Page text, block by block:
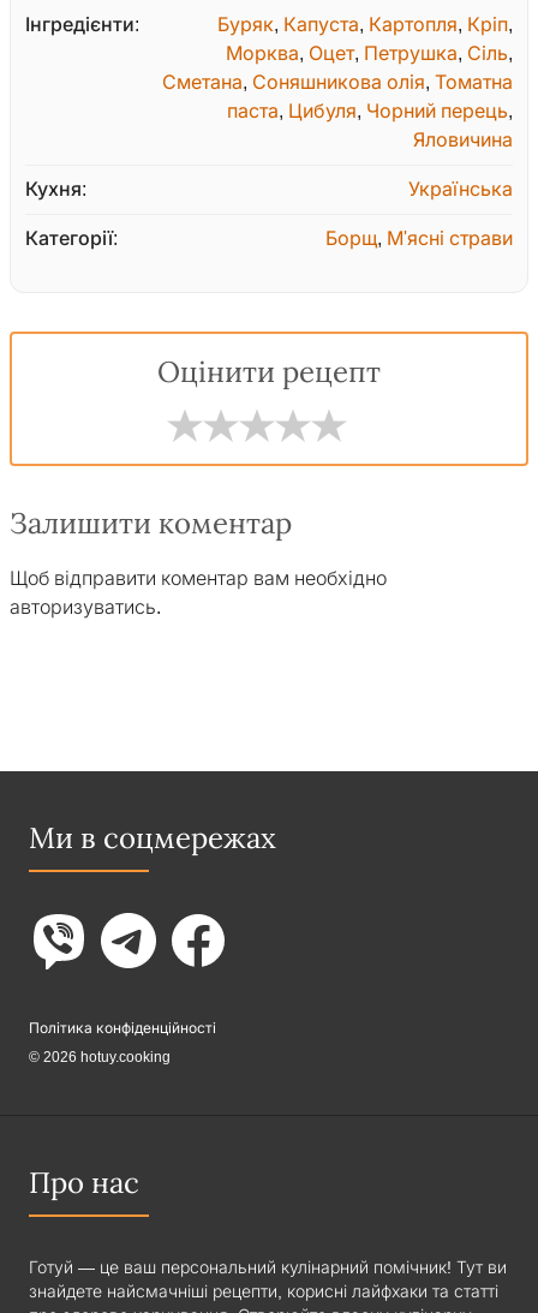
Інгредієнти: Буряк, Капуста, Картопля, Кріп,
Морква, Оцет, Петрушка, Сіль,
Сметана, Соняшникова олія, Томатна
паста, Цибуля, Чорний перець,
Яловичина
Кухня: Українська
Категорії: Борщ, М'ясні страви
Оцінити рецепт
Залишити коментар
Щоб відправити коментар вам необхідно
авторизуватись.
Ми в соцмережах
Політика конфіденційності
© 2026 hotuy.cooking
Про нас
Готуй — це ваш персональний кулінарний помічник! Тут ви
знайдете найсмачніші рецепти, корисні лайфхаки та статті